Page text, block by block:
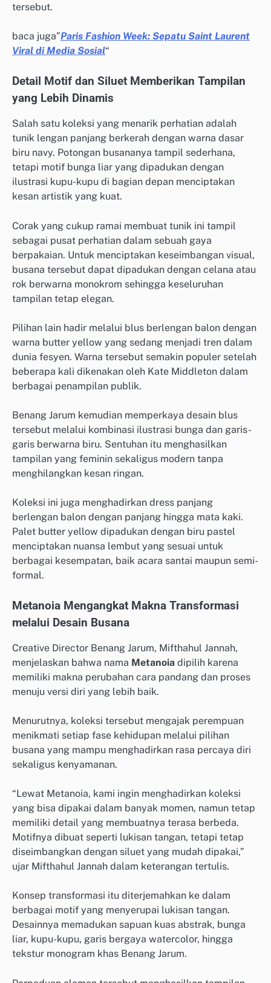
tersebut.
baca juga”Paris Fashion Week: Sepatu Saint Laurent
Viral di Media Sosial“
Detail Motif dan Siluet Memberikan Tampilan
yang Lebih Dinamis
Salah satu koleksi yang menarik perhatian adalah
tunik lengan panjang berkerah dengan warna dasar
biru navy. Potongan busananya tampil sederhana,
tetapi motif bunga liar yang dipadukan dengan
ilustrasi kupu-kupu di bagian depan menciptakan
kesan artistik yang kuat.
Corak yang cukup ramai membuat tunik ini tampil
sebagai pusat perhatian dalam sebuah gaya
berpakaian. Untuk menciptakan keseimbangan visual,
busana tersebut dapat dipadukan dengan celana atau
rok berwarna monokrom sehingga keseluruhan
tampilan tetap elegan.
Pilihan lain hadir melalui blus berlengan balon dengan
warna butter yellow yang sedang menjadi tren dalam
dunia fesyen. Warna tersebut semakin populer setelah
beberapa kali dikenakan oleh Kate Middleton dalam
berbagai penampilan publik.
Benang Jarum kemudian memperkaya desain blus
tersebut melalui kombinasi ilustrasi bunga dan garis-
garis berwarna biru. Sentuhan itu menghasilkan
tampilan yang feminin sekaligus modern tanpa
menghilangkan kesan ringan.
Koleksi ini juga menghadirkan dress panjang
berlengan balon dengan panjang hingga mata kaki.
Palet butter yellow dipadukan dengan biru pastel
menciptakan nuansa lembut yang sesuai untuk
berbagai kesempatan, baik acara santai maupun semi-
formal.
Metanoia Mengangkat Makna Transformasi
melalui Desain Busana
Creative Director Benang Jarum, Mifthahul Jannah,
menjelaskan bahwa nama Metanoia dipilih karena
memiliki makna perubahan cara pandang dan proses
menuju versi diri yang lebih baik.
Menurutnya, koleksi tersebut mengajak perempuan
menikmati setiap fase kehidupan melalui pilihan
busana yang mampu menghadirkan rasa percaya diri
sekaligus kenyamanan.
“Lewat Metanoia, kami ingin menghadirkan koleksi
yang bisa dipakai dalam banyak momen, namun tetap
memiliki detail yang membuatnya terasa berbeda.
Motifnya dibuat seperti lukisan tangan, tetapi tetap
diseimbangkan dengan siluet yang mudah dipakai,”
ujar Mifthahul Jannah dalam keterangan tertulis.
Konsep transformasi itu diterjemahkan ke dalam
berbagai motif yang menyerupai lukisan tangan.
Desainnya memadukan sapuan kuas abstrak, bunga
liar, kupu-kupu, garis bergaya watercolor, hingga
tekstur monogram khas Benang Jarum.